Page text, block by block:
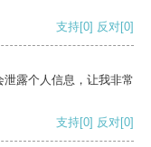
支持[0] 反对[0]
露个人信息，让我非常
支持[0] 反对[0]